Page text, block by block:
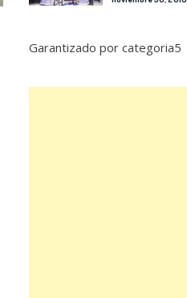
Garantizado por categoria5